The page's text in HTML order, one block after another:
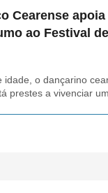
Cearense
ao Festival
idade, o dançarino
prestes a vivenciar